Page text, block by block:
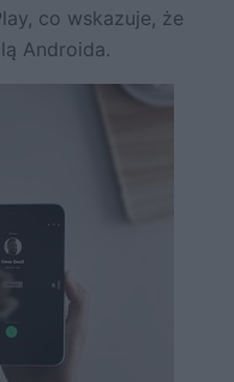
co wskazuje, że
Androida.